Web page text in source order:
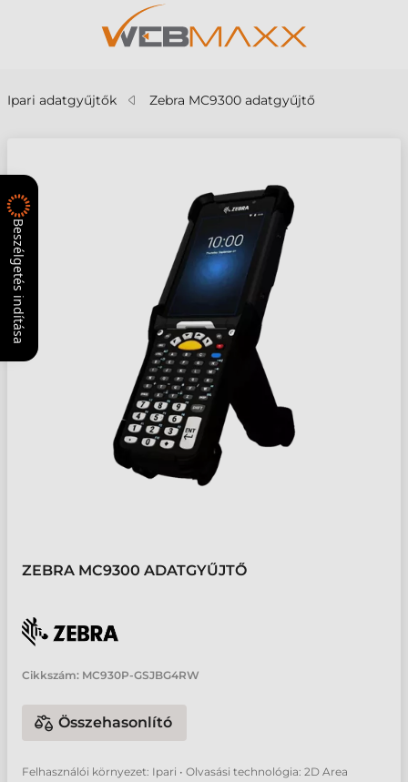
Ipari adatgyűjtők Zebra MC9300 adatgyűjtő
ZEBRA MC9300 ADATGYŰJTŐ
Cikkszám: MC930P-GSJBG4RW
Összehasonlító
Felhasználói környezet: Ipari • Olvasási technológia: 2D Area
Beszélgetés indítása